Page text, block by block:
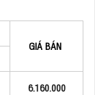
GIÁ BÁN
6.160.000